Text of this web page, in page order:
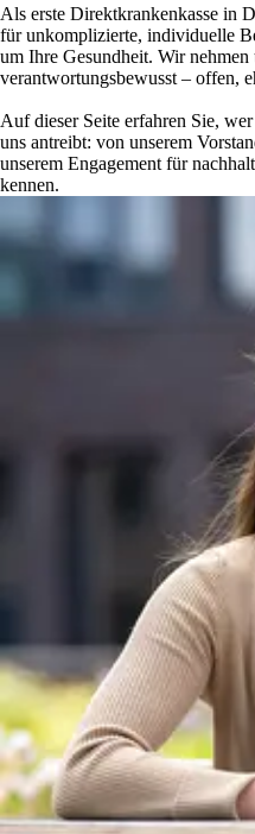
Als erste Direktkrankenkasse in
für unkomplizierte, individuelle
um Ihre Gesundheit. Wir
verantwortungsbewusst – offen,
Auf dieser Seite erfahren Sie,
uns antreibt: von unserem
unserem Engagement für
kennen.